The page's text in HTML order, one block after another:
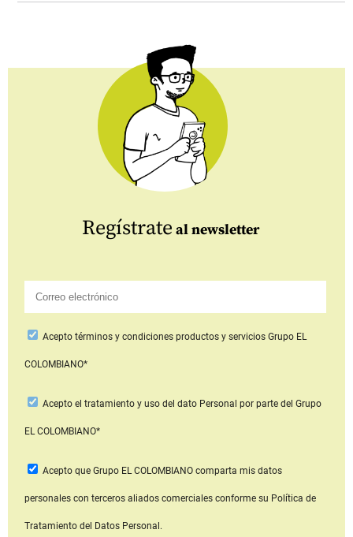
Regístrate al newsletter
Aceptotérminos y condiciones productos y serviciosGrupo EL
COLOMBIANO*
Acepto el tratamiento y uso del dato Personal por parte del Grupo
EL COLOMBIANO*
Acepto que Grupo EL COLOMBIANOcomparta mis datos
personales con terceros aliados comerciales conforme su Política de
Tratamiento del Datos Personal.